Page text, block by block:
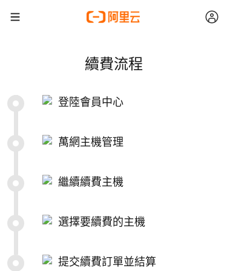
續費流程
登陸會員中心
萬網主機管理
繼續續費主機
選擇要續費的主機
提交續費訂單並結算